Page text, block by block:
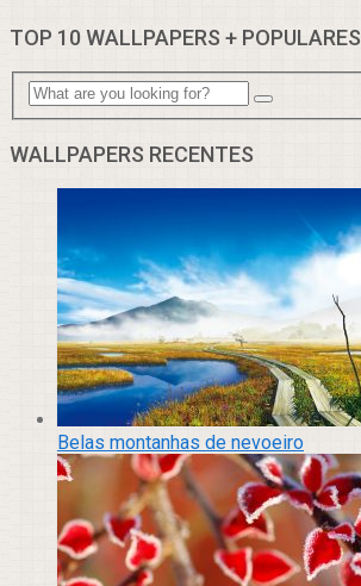
TOP 10 WALLPAPERS + POPULARES
WALLPAPERS RECENTES
Belas montanhas de nevoeiro